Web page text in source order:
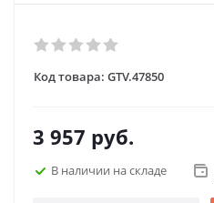
Код товара: GTV.47850
3 957 руб.
В наличии на складе